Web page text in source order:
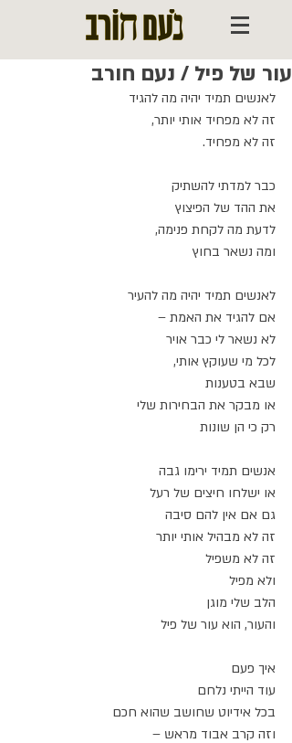
עור של פיל / נעם חורב
לאנשים תמיד יהיה מה להגיד
זה לא מפחיד אותי יותר,
זה לא מפחיד.
כבר למדתי להשתיק
את ההד של הפיצוץ
לדעת מה לקחת פנימה,
ומה נשאר בחוץ
לאנשים תמיד יהיה מה להעיר
אם להגיד את האמת –
לא נשאר לי כבר אויר
לכל מי שעוקץ אותי,
שבא בטענות
או מבקר את הבחירות שלי
רק כי הן שונות
אנשים תמיד ירימו גבה
או ישלחו חיצים של רעל
גם אם אין להם סיבה
זה לא מבהיל אותי יותר
זה לא משפיל
ולא מפיל
הלב שלי מוגן
והעור, הוא עור של פיל
איך פעם
עוד הייתי נלחם
בכל אידיוט שחושב שהוא חכם
וזה קרב אבוד מראש –